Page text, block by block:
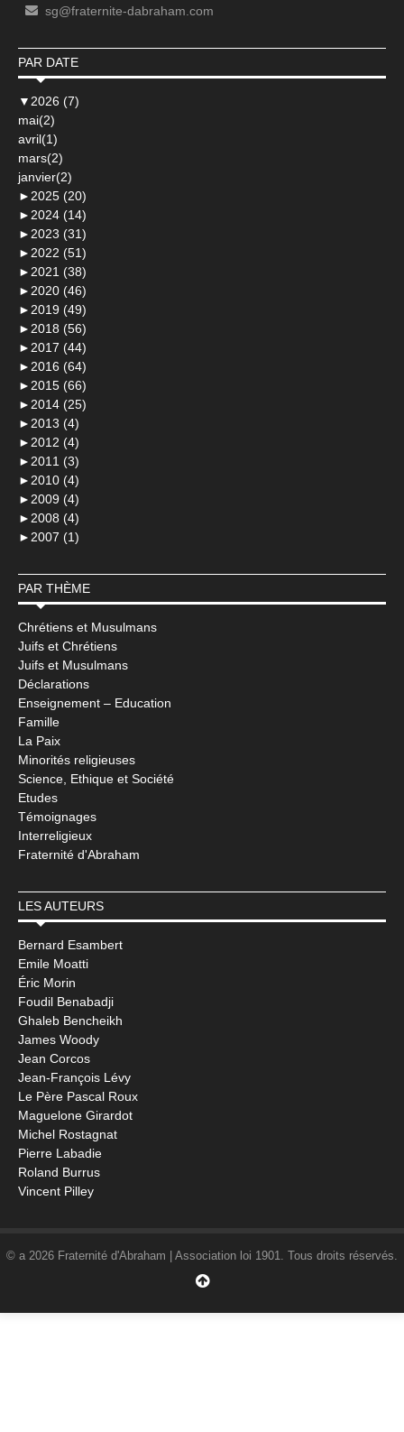
sg@fraternite-dabraham.com
PAR DATE
▼ 2026 (7)
mai(2)
avril(1)
mars(2)
janvier(2)
► 2025 (20)
► 2024 (14)
► 2023 (31)
► 2022 (51)
► 2021 (38)
► 2020 (46)
► 2019 (49)
► 2018 (56)
► 2017 (44)
► 2016 (64)
► 2015 (66)
► 2014 (25)
► 2013 (4)
► 2012 (4)
► 2011 (3)
► 2010 (4)
► 2009 (4)
► 2008 (4)
► 2007 (1)
PAR THÈME
Chrétiens et Musulmans
Juifs et Chrétiens
Juifs et Musulmans
Déclarations
Enseignement – Education
Famille
La Paix
Minorités religieuses
Science, Ethique et Société
Etudes
Témoignages
Interreligieux
Fraternité d'Abraham
LES AUTEURS
Bernard Esambert
Emile Moatti
Éric Morin
Foudil Benabadji
Ghaleb Bencheikh
James Woody
Jean Corcos
Jean-François Lévy
Le Père Pascal Roux
Maguelone Girardot
Michel Rostagnat
Pierre Labadie
Roland Burrus
Vincent Pilley
© a 2026 Fraternité d'Abraham | Association loi 1901. Tous droits réservés.